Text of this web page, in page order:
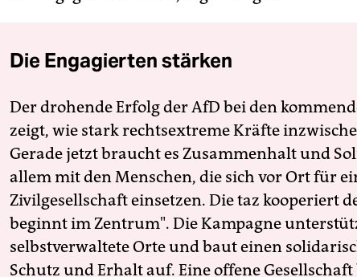
Die Engagierten stärken
Der drohende Erfolg der AfD bei den
zeigt, wie stark rechtsextreme Kräfte
Gerade jetzt braucht es Zusammenhalt und
allem mit den Menschen, die sich vor Ort für
Zivilgesellschaft einsetzen. Die taz kooperiert
beginnt im Zentrum". Die Kampagne
selbstverwaltete Orte und baut einen
Schutz und Erhalt auf. Eine offene